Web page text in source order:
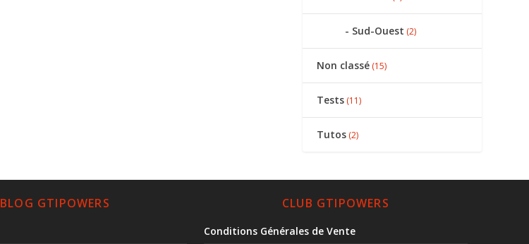
Sud-Ouest (2)
Non classé(15)
Tests(11)
Tutos(2)
BLOG GTIPOWERS CLUB GTIPOWERS
Conditions Générales de Vente